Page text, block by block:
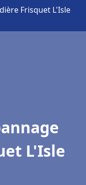
Frisquet L'Isle
L'Isle